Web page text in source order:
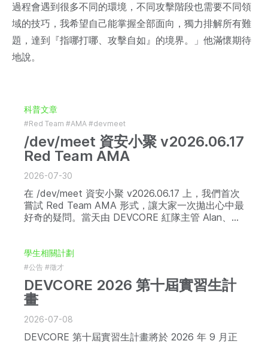
過程會遇到很多不同的環境，不同攻擊階段也需要不同領
域的技巧，我希望自己能掌握全部面向，獨力排解所有難
題，達到『指哪打哪、攻擊自如』的境界。」他滿懷期待
地說。
科普文章
#Red Team #AMA #devmeet
/dev/meet 資安小聚 v2026.06.17
Red Team AMA
2026-07-30
在 /dev/meet 資安小聚 v2026.06.17 上，我們首次
嘗試 Red Team AMA 形式，讓大家一次拋出心中最
好奇的疑問。當天由 DEVCORE 紅隊主管 Alan、資
學生相關計劃
#公告 #徵才
DEVCORE 2026 第十屆實習生計
畫
2026-07-08
DEVCORE 第十屆實習生計畫將於 2026 年 9 月正